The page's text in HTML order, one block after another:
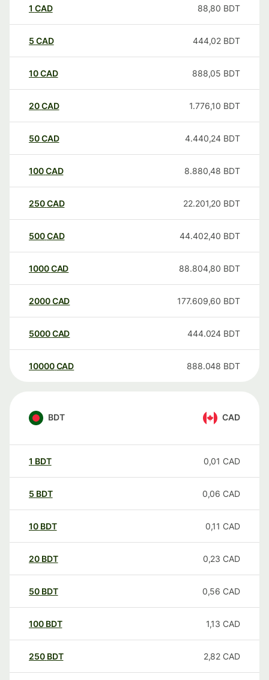
1 CAD 88,80 BDT
5 CAD 444,02 BDT
10CAD 888,05 BDT
20CAD 1.776,10 BDT
50CAD 4.440,24 BDT
100CAD 8.880,48 BDT
250CAD 22.201,20 BDT
500CAD 44.402,40 BDT
1000CAD 88.804,80 BDT
2000CAD 177.609,60 BDT
5000CAD 444.024 BDT
10000 CAD 888.048 BDT
BDT CAD
1 BDT 0,01 CAD
5 BDT 0,06 CAD
10 BDT 0,11 CAD
20 BDT 0,23 CAD
50 BDT 0,56 CAD
100 BDT 1,13 CAD
250 BDT 2,82 CAD